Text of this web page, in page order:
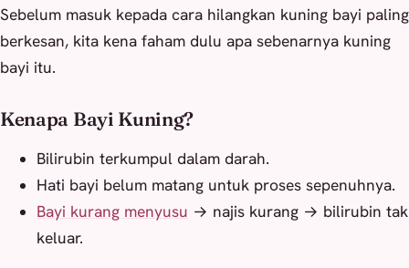
Sebelum masuk kepada cara hilangkan kuning bayi paling
berkesan, kita kena faham dulu apa sebenarnya kuning
bayi itu.
Kenapa Bayi Kuning?
Bilirubin terkumpul dalam darah.
Hati bayi belum matang untuk proses sepenuhnya.
Bayi kurang menyusu → najis kurang → bilirubin tak
keluar.